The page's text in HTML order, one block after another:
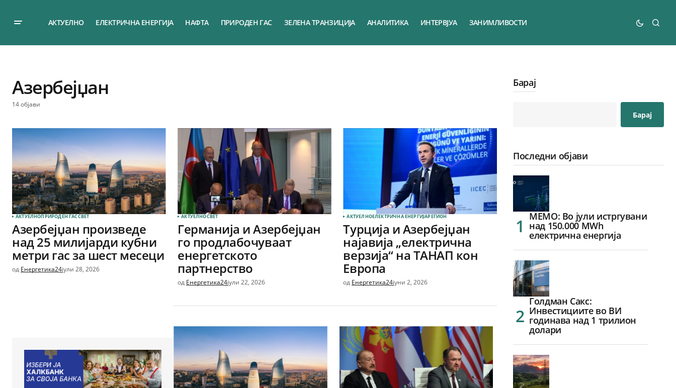
АКТУЕЛНО ЕЛЕКТРИЧНА ЕНЕРГИЈА НАФТА ПРИРОДЕН ГАС ЗЕЛЕНА ТРАНЗИЦИЈА АНАЛИТИКА ИНТЕРВЈУА ЗАНИМЛИВОСТИ
Азербејџан
14 објави
АКТУЕЛНОПРИРОДЕН ГАССВЕТ
Азербејџан произведе
над 25 милијарди кубни
метри гас за шест месеци
од Енергетика24јули 28, 2026
АКТУЕЛНОСВЕТ
Германија и Азербејџан
го продлабочуваат
енергетското
партнерство
од Енергетика24јули 22, 2026
АКТУЕЛНОЕЛЕКТРИЧНА ЕНЕРГИЈАРЕГИОН
Турција и Азербејџан
најавија „електрична
верзија“ на ТАНАП кон
Европа
од Енергетика24јуни 2, 2026
Барај
Барај
Последни објави
МЕМО: Во јули истргувани
над 150.000 MWh
електрична енергија
Голдман Сакс:
Инвестициите во ВИ
годинава над 1 трилион
долари